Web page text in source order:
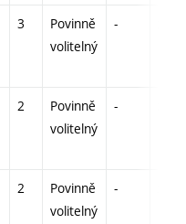
3
Povinně
volitelný
-
2
Povinně
volitelný
-
2
Povinně
volitelný
-